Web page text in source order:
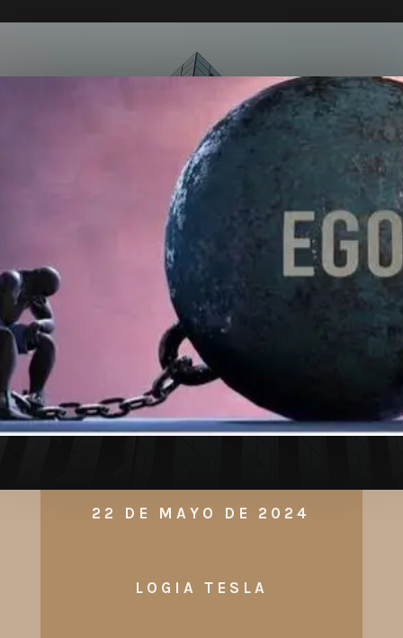
22 DE MAYO DE 2024
LOGIA TESLA